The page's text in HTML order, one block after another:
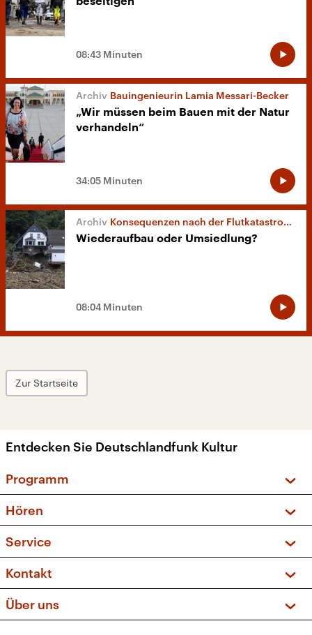
08:43 Minuten
Bauingenieurin Lamia Messari-Becker
„Wir müssen beim Bauen mit der Natur
verhandeln“
34:05 Minuten
Konsequenzen nach der Flutkatastrophe
Wiederaufbau oder Umsiedlung?
08:04 Minuten
Zur Startseite
Entdecken Sie Deutschlandfunk Kultur
Programm
Sendungen und Podcasts
Musikliste
Kakadu – Das Kinderprogramm
Hören
Frequenzen (UKW + DAB+)
Service
FAQ
Apps
Newsletter
Kontakt
Social Media
Über uns